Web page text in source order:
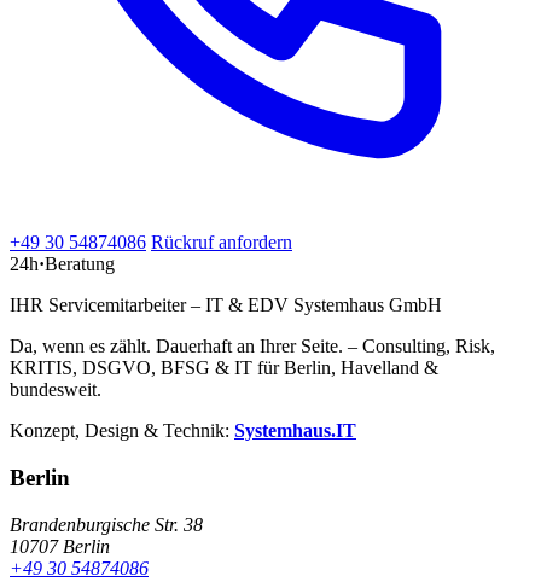
+49 30 54874086 Rückruf anfordern
24h·Beratung
IHR Servicemitarbeiter – IT & EDV Systemhaus GmbH
Da, wenn es zählt. Dauerhaft an Ihrer Seite. – Consulting, Risk,
KRITIS, DSGVO, BFSG & IT für Berlin, Havelland &
bundesweit.
Konzept, Design & Technik: Systemhaus.IT
Berlin
Brandenburgische Str. 38
10707 Berlin
+49 30 54874086